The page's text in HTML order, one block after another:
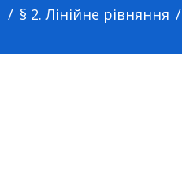
§ 2. Лінійне рівняння